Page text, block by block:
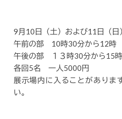
9月10日（土）および11日（日）
午前の部 10時30分から12時
午後の部 １３時30分から15時
各回5名 一人5000円
展示場内に入ることがありま
い。